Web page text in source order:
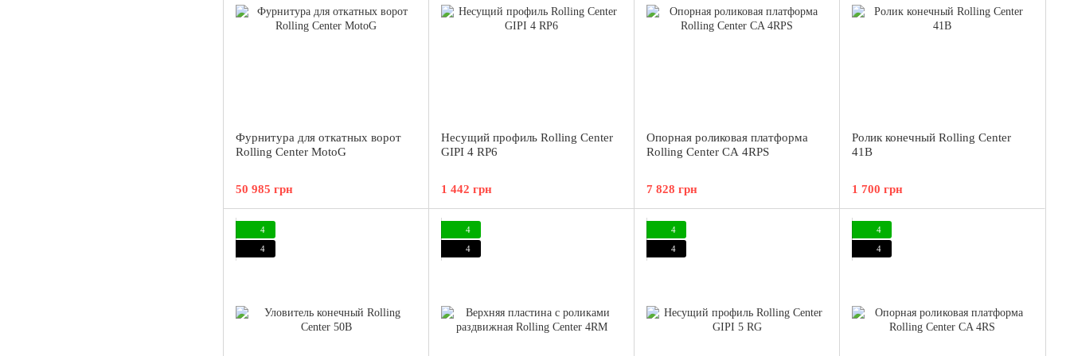
Фурнитура для откатных ворот
Rolling Center MotoG
50 985 грн
Несущий профиль Rolling Center
GIPI 4 RP6
1 442 грн
Опорная роликовая платформа
Rolling Center CA 4RPS
7 828 грн
Ролик конечный Rolling Center
41B
1 700 грн
4
4
4
4
4
4
4
4